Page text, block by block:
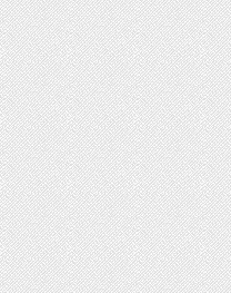
مدیر فرهنگی
سلام و ارادت. بله از طریق خط
تلفن شما در شبکه های مجازی
ارسال گردید.